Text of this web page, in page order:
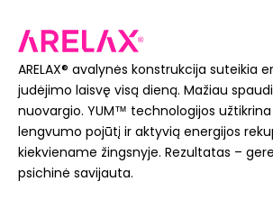
ARELAX® avalynės konstrukcija suteikia
judėjimo laisvę visą dieną. Mažiau
nuovargio. YUM™ technologijos
lengvumo pojūtį ir aktyvią energijos
kiekviename žingsnyje. Rezultatas –
psichinė savijauta.